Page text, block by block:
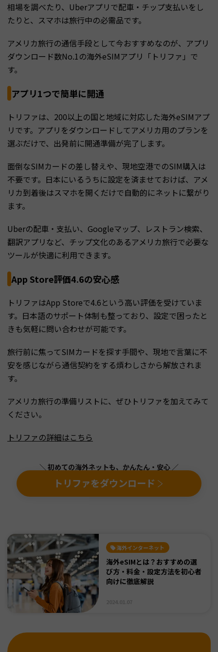
相場を調べたり、Uberアプリで配車・チップ支払いをし
たりと、スマホは旅行中の必需品です。
アメリカ旅行の通信手段として今おすすめなのが、アプリ
ダウンロード数No.1の海外eSIMアプリ「トリファ」で
す。
アプリ1つで簡単に開通
トリファは、200以上の国と地域に対応した海外eSIMアプ
リです。アプリをダウンロードしてアメリカ用のプランを
選ぶだけで、出発前に開通準備が完了します。
面倒なSIMカードの差し替えや、現地空港でのSIM購入は
不要です。日本にいるうちに設定を済ませておけば、アメ
リカ到着後はスマホを開くだけで自動的にネットに繋がり
ます。
Uberの配車・支払い、Googleマップ、レストラン検索、
翻訳アプリなど、チップ文化のあるアメリカ旅行で必要な
ツールが快適に利用できます。
App Store評価4.6の安心感
トリファはApp Storeで4.6という高い評価を受けていま
す。日本語のサポート体制も整っており、設定で困ったと
きも気軽に問い合わせが可能です。
旅行前に焦ってSIMカードを探す手間や、現地で言葉に不
安を感じながら通信契約をする煩わしさから解放されま
す。
アメリカ旅行の準備リストに、ぜひトリファを加えてみて
ください。
トリファの詳細はこちら
＼ 初めての海外ネットも、かんたん・安心 ／
トリファをダウンロード
海外インターネット
海外eSIMとは？おすすめの選
び方・料金・設定方法を初心者
向けに徹底解説